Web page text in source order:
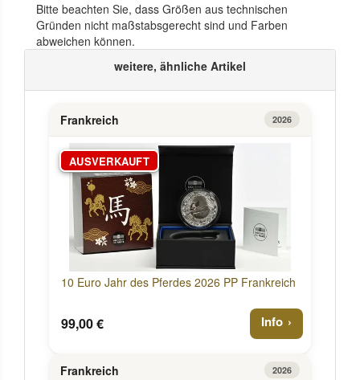
Bitte beachten Sie, dass Größen aus technischen
Gründen nicht maßstabsgerecht sind und Farben
abweichen können.
weitere, ähnliche Artikel
Frankreich 2026
AUSVERKAUFT
10 Euro Jahr des Pferdes 2026 PP Frankreich
99,00 € Info
Frankreich 2026